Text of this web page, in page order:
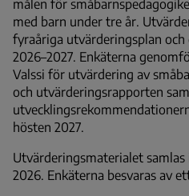
målen för
med barn under tre år.
fyraåriga utvärderingsplan
2026–2027. Enkäterna
Valssi för utvärdering av
och utvärderingsrapporten
hösten 2027.
Utvärderingsmaterialet
2026. Enkäterna besvaras av